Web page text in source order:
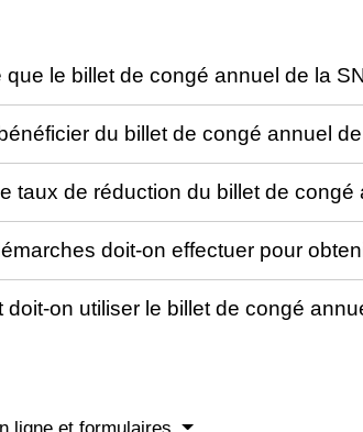
que le billet de congé annuel de la
du billet de congé annuel
taux de réduction du billet de congé
doit-on effectuer pour
doit-on utiliser le billet de congé